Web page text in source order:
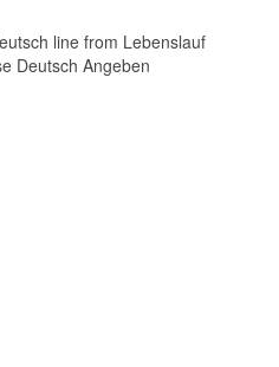
line from Lebenslauf
Deutsch Angeben